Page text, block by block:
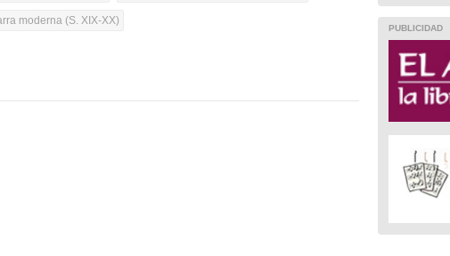
moderna (S. XIX-XX)
PUBLICIDAD